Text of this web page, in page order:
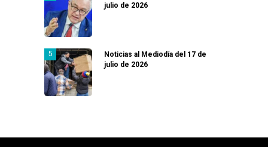
julio de 2026
Noticias al Mediodía del 17 de
julio de 2026